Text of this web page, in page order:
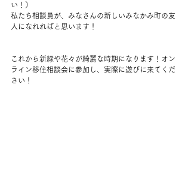
い！）
私たち相談員が、みなさんの新しいみなかみ町の友
人になれればと思います！
これから新緑や花々が綺麗な時期になります！オン
ライン移住相談会に参加し、実際に遊びに来てくだ
さい！